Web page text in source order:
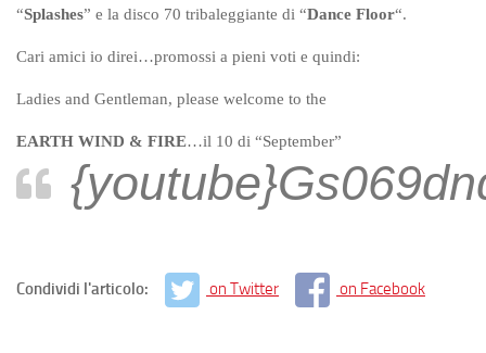
“Splashes” e la disco 70 tribaleggiante di “Dance Floor“.
Cari amici io direi…promossi a pieni voti e quindi:
Ladies and Gentleman, please welcome to the
EARTH WIND & FIRE…il 10 di “September”
Condividi l'articolo: on Twitter on Facebook